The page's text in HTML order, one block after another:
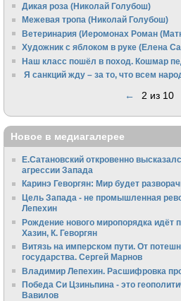
Дикая роза (Николай Голубош)
Межевая тропа (Николай Голубош)
Ветеринария (Иеромонах Роман
Художник с яблоком в руке (Елена
Наш класс пошёл в поход. Кошмар
Я санкций жду – за то, что всем
← 2 из 10
Новое в медиагалерее
Е.Сатановский откровенно
агрессии Запада
Каринэ Геворгян: Мир будет
Цель Запада - не промышленная
Лепехин
Рождение нового миропорядка идёт
Хазин, К. Геворгян
Витязь на имперском пути. От
государства. Сергей Марнов
Владимир Лепехин. Расшифровка
Победа Си Цзиньпина - это
Вавилов